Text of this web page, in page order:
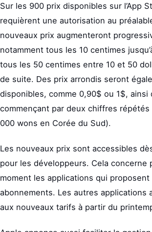
Sur les 900 prix disponibles sur l’App
requièrent une autorisation au
nouveaux prix augmenteront
notamment tous les 10 centimes
tous les 50 centimes entre 10 et 50
de suite. Des prix arrondis seront
disponibles, comme 0,90$ ou 1$, ainsi
commençant par deux chiffres répétés
000 wons en Corée du Sud).
Les nouveaux prix sont accessibles
pour les développeurs. Cela concerne
moment les applications qui proposent
abonnements. Les autres applications
aux nouveaux tarifs à partir du